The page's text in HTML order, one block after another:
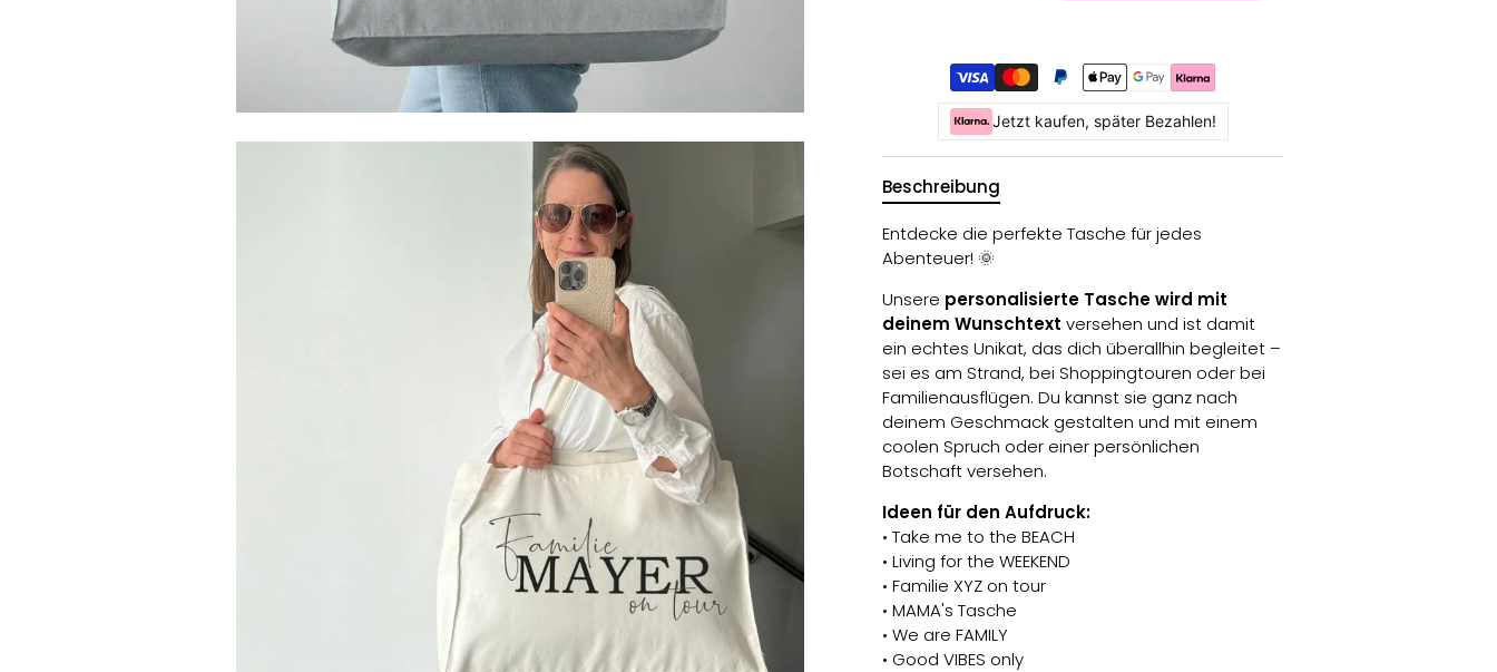
Jetzt kaufen, später Bezahlen!
Beschreibung
Entdecke die perfekte Tasche für jedes
Abenteuer! 🌞
Unsere personalisierte Tasche wird mit
deinem Wunschtext versehen und ist damit
ein echtes Unikat, das dich überallhin begleitet –
sei es am Strand, bei Shoppingtouren oder bei
Familienausflügen. Du kannst sie ganz nach
deinem Geschmack gestalten und mit einem
coolen Spruch oder einer persönlichen
Botschaft versehen.
Ideen für den Aufdruck:
• Take me to the BEACH
• Living for the WEEKEND
• Familie XYZ on tour
• MAMA's Tasche
• We are FAMILY
• Good VIBES only